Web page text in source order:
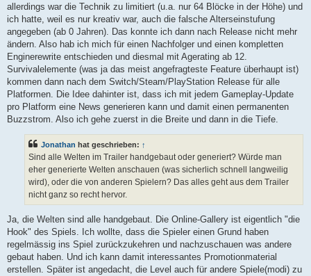
allerdings war die Technik zu limitiert (u.a. nur 64 Blöcke in der Höhe) und
ich hatte, weil es nur kreativ war, auch die falsche Alterseinstufung
angegeben (ab 0 Jahren). Das konnte ich dann nach Release nicht mehr
ändern. Also hab ich mich für einen Nachfolger und einen kompletten
Enginerewrite entschieden und diesmal mit Agerating ab 12.
Survivalelemente (was ja das meist angefragteste Feature überhaupt ist)
kommen dann nach dem Switch/Steam/PlayStation Release für alle
Platformen. Die Idee dahinter ist, dass ich mit jedem Gameplay-Update
pro Platform eine News generieren kann und damit einen permanenten
Buzzstrom. Also ich gehe zuerst in die Breite und dann in die Tiefe.
Jonathan hat geschrieben: ↑
Sind alle Welten im Trailer handgebaut oder generiert? Würde man
eher generierte Welten anschauen (was sicherlich schnell langweilig
wird), oder die von anderen Spielern? Das alles geht aus dem Trailer
nicht ganz so recht hervor.
Ja, die Welten sind alle handgebaut. Die Online-Gallery ist eigentlich "die
Hook" des Spiels. Ich wollte, dass die Spieler einen Grund haben
regelmässig ins Spiel zurückzukehren und nachzuschauen was andere
gebaut haben. Und ich kann damit interessantes Promotionmaterial
erstellen. Später ist angedacht, die Level auch für andere Spiele(modi) zu